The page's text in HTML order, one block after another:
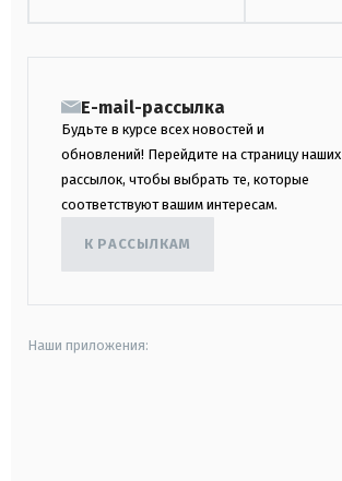
E-mail-рассылка
Будьте в курсе всех новостей и
обновлений! Перейдите на страницу наших
рассылок, чтобы выбрать те, которые
соответствуют вашим интересам.
К РАССЫЛКАМ
Наши приложения: